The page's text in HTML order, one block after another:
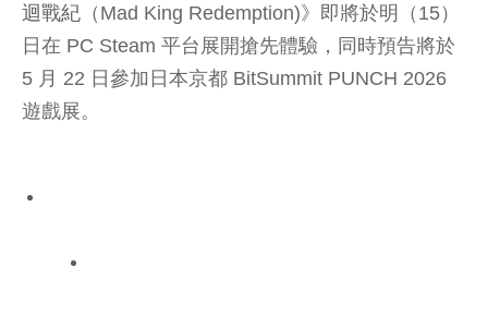
迴戰紀 （Mad King Redemption)》即將於明（15）
日在 PC Steam 平台展開搶先體驗，同時預告將於
5 月 22 日參加日本京都 BitSummit PUNCH 2026
遊戲展。